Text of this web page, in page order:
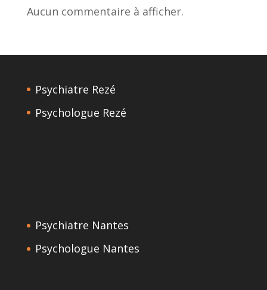
Aucun commentaire à afficher.
Psychiatre Rezé
Psychologue Rezé
Psychiatre Nantes
Psychologue Nantes